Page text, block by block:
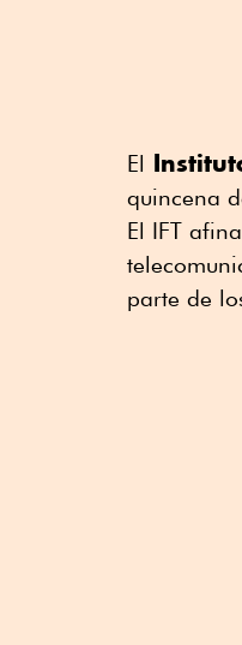
El
quincena
El IFT
parte de